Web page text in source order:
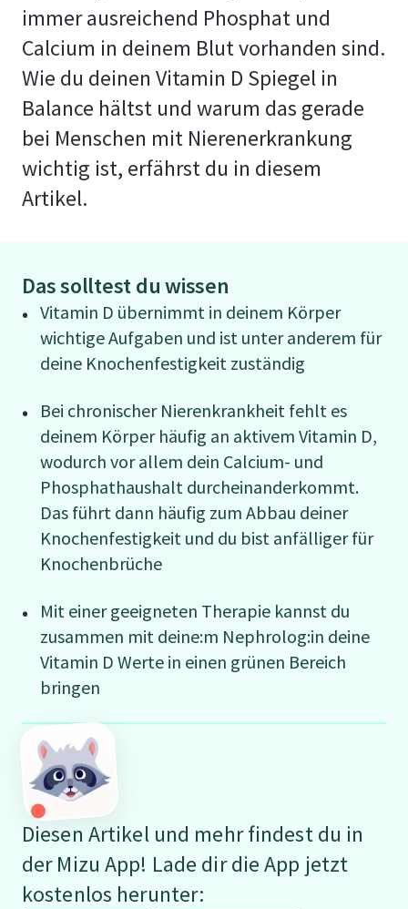
immer ausreichend Phosphat und
Calcium in deinem Blut vorhanden sind.
Wie du deinen Vitamin D Spiegel in
Balance hältst und warum das gerade
bei Menschen mit Nierenerkrankung
wichtig ist, erfährst du in diesem
Artikel.
Das solltest du wissen
Vitamin D übernimmt in deinem Körper
wichtige Aufgaben und ist unter anderem für
deine Knochenfestigkeit zuständig
Bei chronischer Nierenkrankheit fehlt es
deinem Körper häufig an aktivem Vitamin D,
wodurch vor allem dein Calcium- und
Phosphathaushalt durcheinanderkommt.
Das führt dann häufig zum Abbau deiner
Knochenfestigkeit und du bist anfälliger für
Knochenbrüche
Mit einer geeigneten Therapie kannst du
zusammen mit deine:m Nephrolog:in deine
Vitamin D Werte in einen grünen Bereich
bringen
Diesen Artikel und mehr findest du in
der Mizu App! Lade dir die App jetzt
kostenlos herunter: